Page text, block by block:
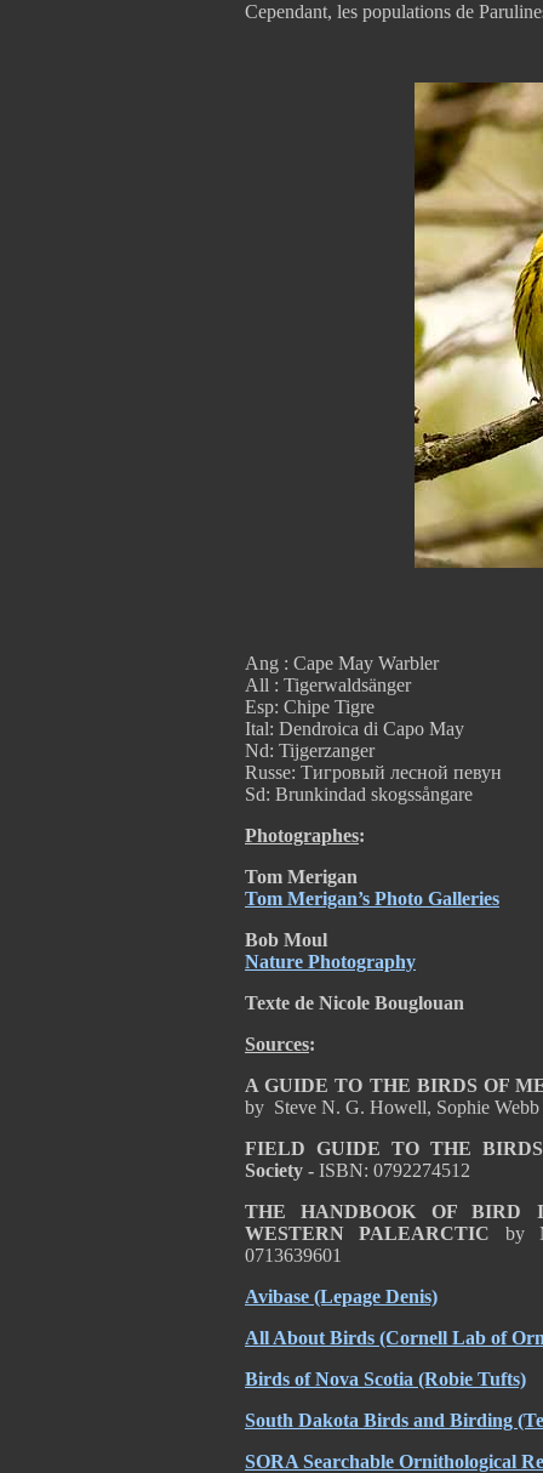
Ang : Cape May Warbler
All : Tigerwaldsänger
Esp: Chipe Tigre
Ital: Dendroica di Capo May
Nd: Tijgerzanger
Russe: Тигровый лесной певун
Sd: Brunkindad skogssångare
Photographes:
Tom Merigan
Tom Merigan’s Photo Galleries
Bob Moul
Nature Photography
Texte de Nicole Bouglouan
Sources:
A GUIDE TO THE BIRDS OF
by Steve N. G. Howell, Sophie Webb
FIELD GUIDE TO THE
Society - ISBN: 0792274512
THE HANDBOOK OF BIRD
WESTERN PALEARCTIC by
0713639601
Avibase (Lepage Denis)
All About Birds (Cornell Lab of
Birds of Nova Scotia (Robie Tufts)
South Dakota Birds and Birding
SORA Searchable Ornithological
Cependant, les populations de